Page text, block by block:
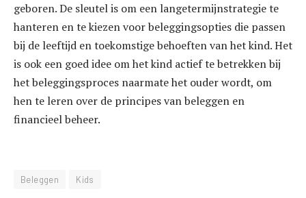
geboren. De sleutel is om een langetermijnstrategie te
hanteren en te kiezen voor beleggingsopties die passen
bij de leeftijd en toekomstige behoeften van het kind. Het
is ook een goed idee om het kind actief te betrekken bij
het beleggingsproces naarmate het ouder wordt, om
hen te leren over de principes van beleggen en
financieel beheer.
Beleggen Kids